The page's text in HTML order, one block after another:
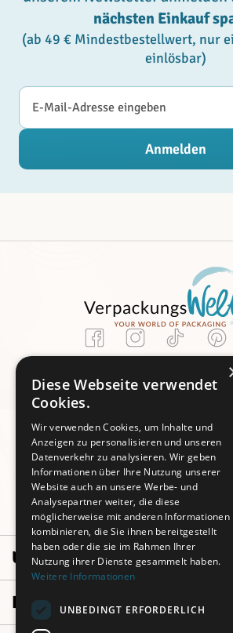
nächsten Einkauf
(ab 49 € Mindestbestellwert, nur
einlösbar)
E-Mail-Adresse
Anmelden
Kundenservice
Montag -
Donnerstag:
09:00 - 16:00 Uhr
Freitag:
09:00 -
Persönliche
+49 (0)911 3260
Unternehmen
Informationen
Diese Webseite verwendet
Cookies.
Wir verwenden Cookies, um Inhalte und
Anzeigen zu personalisieren und unseren
Datenverkehr zu analysieren. Wir geben
Informationen über Ihre Nutzung unserer
Website auch an unsere Werbe- und
Analysepartner weiter, die diese
möglicherweise mit anderen Informationen
kombinieren, die Sie ihnen bereitgestellt
haben oder die sie im Rahmen Ihrer
Nutzung ihrer Dienste gesammelt haben.
Weitere Informationen
UNBEDINGT ERFORDERLICH